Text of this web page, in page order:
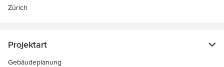
Zürich
Projektart
Gebäudeplanung